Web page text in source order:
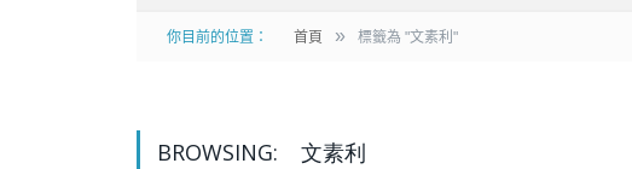
你目前的位置： 首頁 » 標籤為 "文素利"
BROWSING: 文素利